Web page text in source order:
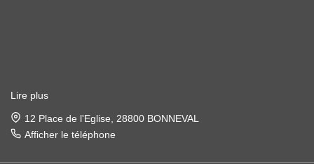
Lire plus
22 place de l'église, 28120 ILLIERS COMBRAY
Afficher le téléphone